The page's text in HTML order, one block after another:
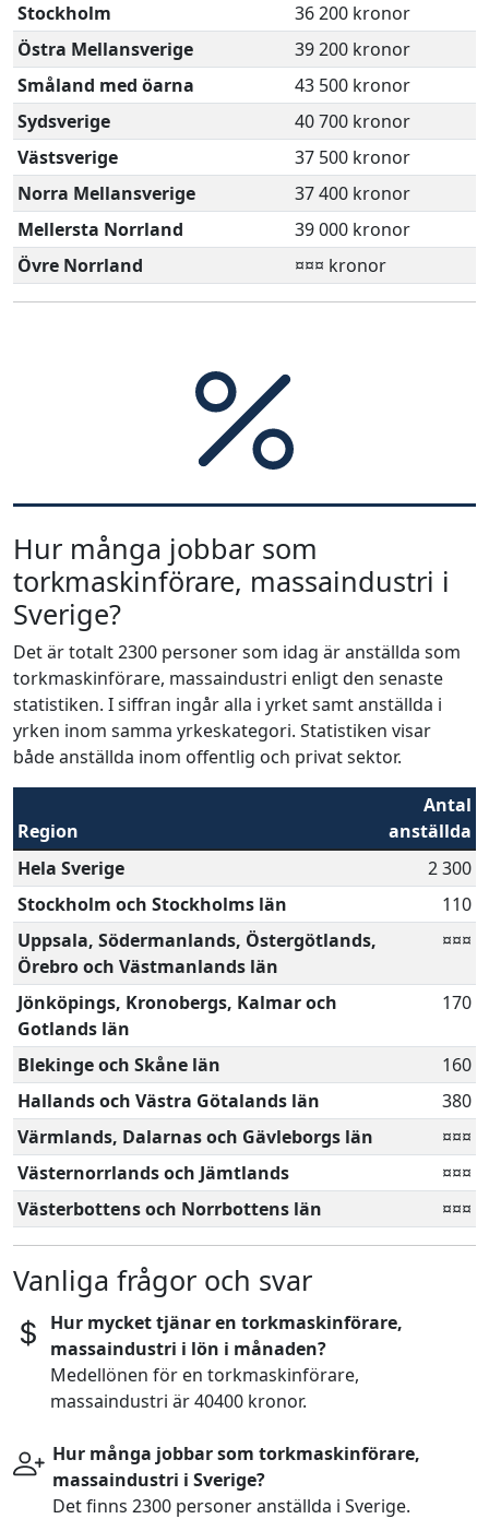
Stockholm
36 200 kronor
Östra Mellansverige
39 200 kronor
Småland med öarna
43 500 kronor
Sydsverige
40 700 kronor
Västsverige
37 500 kronor
Norra Mellansverige
37 400 kronor
Mellersta Norrland
39 000 kronor
Övre Norrland
¤¤¤ kronor
Hur många jobbar som
torkmaskinförare, massaindustri i
Sverige?
Det är totalt 2300 personer som idag är anställda som
torkmaskinförare, massaindustri enligt den senaste
statistiken. I siffran ingår alla i yrket samt anställda i
yrken inom samma yrkeskategori. Statistiken visar
både anställda inom offentlig och privat sektor.
Region
Antal
anställda
Hela Sverige
2 300
Stockholm och Stockholms län
110
Uppsala, Södermanlands, Östergötlands,
Örebro och Västmanlands län
¤¤¤
Jönköpings, Kronobergs, Kalmar och
Gotlands län
170
Blekinge och Skåne län
160
Hallands och Västra Götalands län
380
Värmlands, Dalarnas och Gävleborgs län
¤¤¤
Västernorrlands och Jämtlands
¤¤¤
Västerbottens och Norrbottens län
¤¤¤
Vanliga frågor och svar
Hur mycket tjänar en torkmaskinförare,
massaindustri i lön i månaden?
Medellönen för en torkmaskinförare,
massaindustri är 40400 kronor.
Hur många jobbar som torkmaskinförare,
massaindustri i Sverige?
Det finns 2300 personer anställda i Sverige.